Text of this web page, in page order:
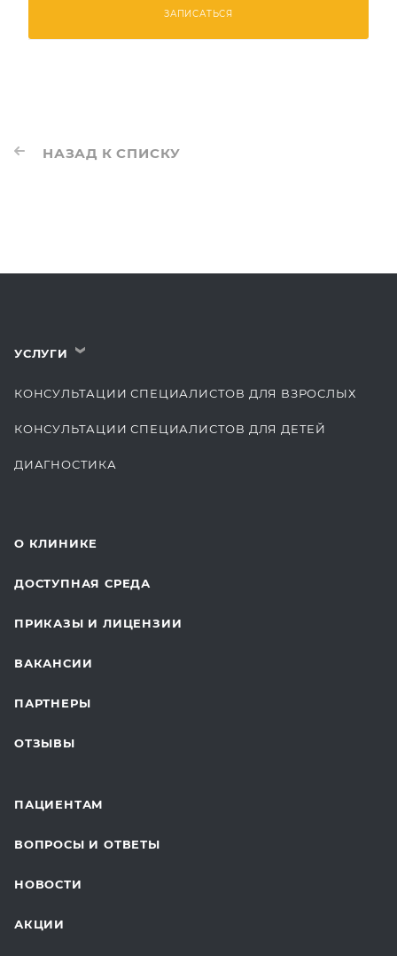
ЗАПИСАТЬСЯ
НАЗАД К СПИСКУ
УСЛУГИ ›
КОНСУЛЬТАЦИИ СПЕЦИАЛИСТОВ ДЛЯ ВЗРОСЛЫХ
КОНСУЛЬТАЦИИ СПЕЦИАЛИСТОВ ДЛЯ ДЕТЕЙ
ДИАГНОСТИКА
ЛАБОРАТОРНЫЕ ИССЛЕДОВАНИЯ
ДЛЯ БУДУЩИХ МАМ
О КЛИНИКЕ
ДОСТУПНАЯ СРЕДА
ПРИКАЗЫ И ЛИЦЕНЗИИ
ВАКАНСИИ
ПАРТНЕРЫ
ОТЗЫВЫ
ПАЦИЕНТАМ
ВОПРОСЫ И ОТВЕТЫ
НОВОСТИ
АКЦИИ